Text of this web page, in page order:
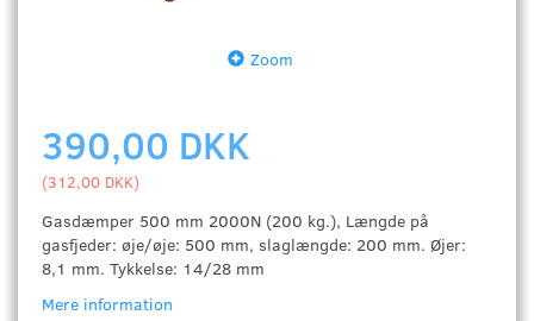
Zoom
390,00 DKK
(312,00 DKK)
Gasdæmper 500 mm 2000N (200 kg.), Længde på
gasfjeder: øje/øje: 500 mm, slaglængde: 200 mm. Øjer:
8,1 mm. Tykkelse: 14/28 mm
Mere information